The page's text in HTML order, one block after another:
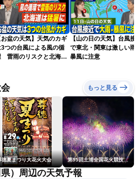
お盆の天気】天気のカギ
つの台風による風の循
雷雨のリスクと北海道
【山の日の天気】台風接
で東北・関東は激しい雨
暴風に注意
もっと見る
徳夏まつり大花火大会 第95回土浦全国花火競技大会
）周辺の天気予報